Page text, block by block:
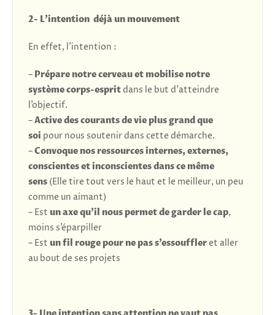
2- L’intention déjà un mouvement
En effet, l’intention :
– Prépare notre cerveau et mobilise notre
système corps-espritdans le but d’atteindre
l’objectif.
–Active des courants de vie plus grand que
soi pour nous soutenir dans cette démarche.
–Convoque nos ressources internes, externes,
conscientes et inconscientes dans ce même
sens (Elle tire tout vers le haut et le meilleur, un peu
comme un aimant)
– Est un axe qu’il nous permet de garder le cap,
moins s’éparpiller
– Est un fil rouge pour ne pas s’essouffleret aller
au bout de ses projets